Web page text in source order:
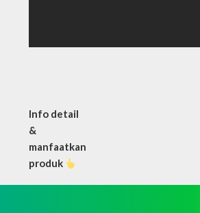
Info detail
&
manfaatkan
produk